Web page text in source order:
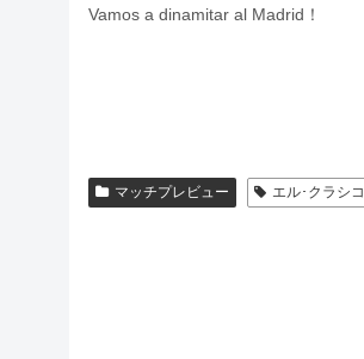
Vamos a dinamitar al Madrid！
マッチプレビュー エル･クラシコ